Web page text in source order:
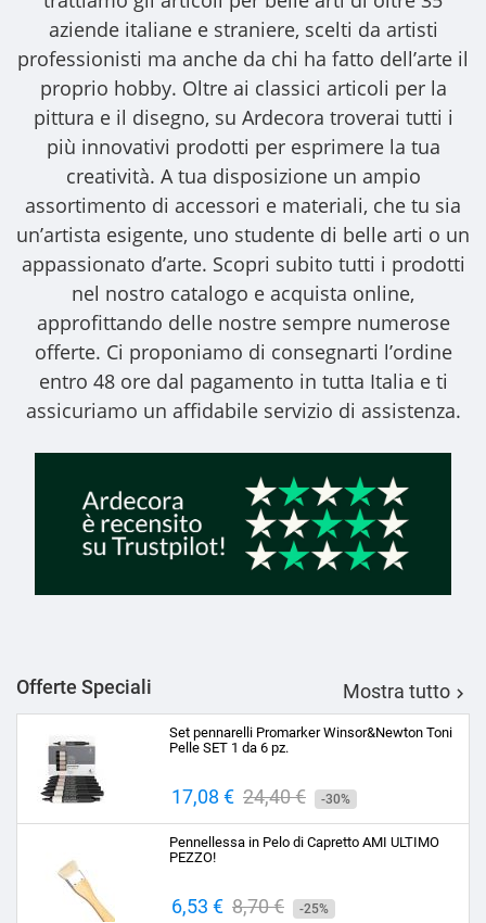
aziende italiane e straniere, scelti da artisti
professionisti ma anche da chi ha fatto dell’arte il
proprio hobby. Oltre ai classici articoli per la
pittura e il disegno, su Ardecora troverai tutti i
più innovativi prodotti per esprimere la tua
creatività. A tua disposizione un ampio
assortimento di accessori e materiali, che tu sia
un’artista esigente, uno studente di belle arti o un
appassionato d’arte. Scopri subito tutti i prodotti
nel nostro catalogo e acquista online,
approfittando delle nostre sempre numerose
offerte. Ci proponiamo di consegnarti l’ordine
entro 48 ore dal pagamento in tutta Italia e ti
assicuriamo un affidabile servizio di assistenza.
Offerte Speciali Mostra tutto 
Set pennarelli Promarker Winsor&Newton Toni
Pelle SET 1 da 6 pz.
Prezzo
17,08 € Prezzo
base
24,40 € -30%
Pennellessa in Pelo di Capretto AMI ULTIMO
PEZZO!
Prezzo
6,53 € Prezzo
8,70 € -25%